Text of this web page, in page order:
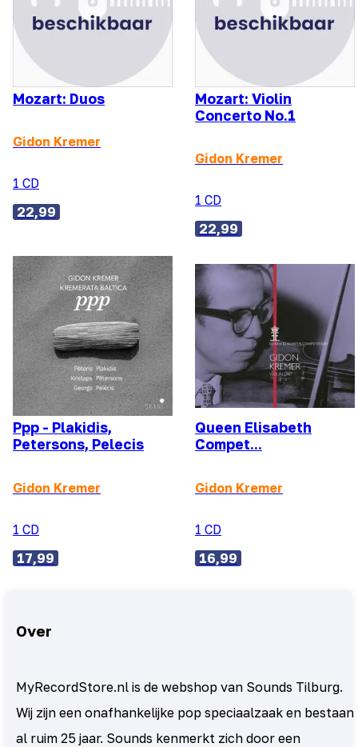
Mozart: Duos
Gidon Kremer
1 CD
22,99
Mozart: Violin
Concerto No.1
Gidon Kremer
1 CD
22,99
Ppp - Plakidis,
Petersons, Pelecis
Gidon Kremer
1 CD
17,99
Queen Elisabeth
Compet...
Gidon Kremer
1 CD
16,99
Over
MyRecordStore.nl is de webshop van Sounds Tilburg.
Wij zijn een onafhankelijke pop speciaalzaak en bestaan
al ruim 25 jaar. Sounds kenmerkt zich door een